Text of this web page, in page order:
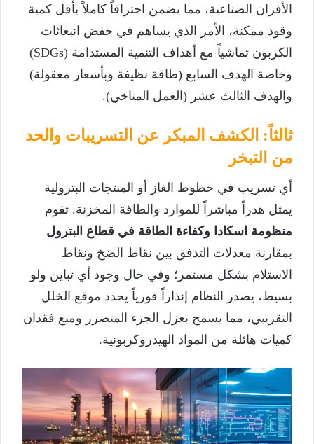
الأفران الصناعية، مما يضمن احتراقاً كاملاً بأقل كمية
وقود ممكنة، الأمر الذي يساهم في خفض انبعاثات
الكربون تماشياً مع أهداف التنمية المستدامة (SDGs)
وخاصة الهدف السابع (طاقة نظيفة وبأسعار معقولة)
والهدف الثالث عشر (العمل المناخي).
ثالثاً: الكشف المبكر عن التسريبات والحد
من التبخر
أي تسريب في خطوط الغاز أو المنتجات البترولية
يمثل هدراً مباشراً للموارد والطاقة المخزنة. تقوم
منظومة اسكادا وكفاءة الطاقة في قطاع البترول
بمقارنة معدلات التدفق بين نقاط الضخ ونقاط
الاستلام بشكل مستمر؛ وفي حال وجود أي تباين ولو
بسيط، يصدر النظام إنذاراً فورياً يحدد موقع الخلل
التقريبي، مما يسمح بعزل الجزء المتضرر ومنع فقدان
كميات هائلة من المواد الهيدروكربونية.